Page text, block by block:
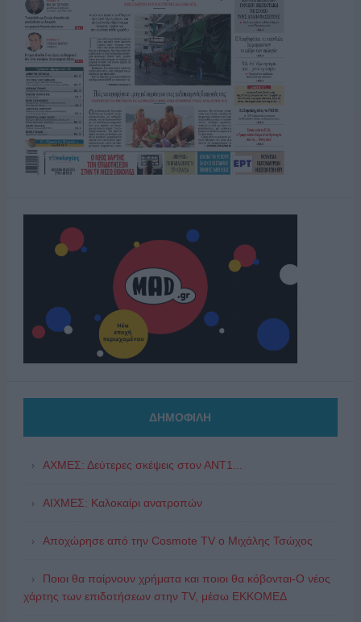
ΔΗΜΟΦΙΛΗ
ΑΧΜΕΣ: Δεύτερες σκέψεις στον ΑΝΤ1...
ΑΙΧΜΕΣ: Καλοκαίρι ανατροπών
Αποχώρησε από την Cosmote TV o Μιχάλης Τσώχος
Ποιοι θα παίρνουν χρήματα και ποιοι θα κόβονται-Ο νέος
χάρτης των επιδοτήσεων στην TV, μέσω ΕΚΚΟΜΕΔ